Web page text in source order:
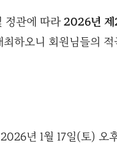
정관에 따라 2026년 제
최하오니 회원님들의
년 1월 17일(토) 오